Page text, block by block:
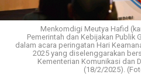
Menkomdigi Meutya Hafid
Pemerintah dan Kebijakan Publik
dalam acara peringatan Hari
2025 yang diselenggarakan
Kementerian Komunikasi dan
(18/2/2025).